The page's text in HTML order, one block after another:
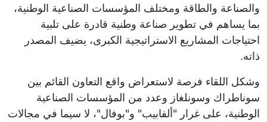
والصناعة والطاقة ومختلف المؤسسات الصناعية الوطنية،
بما يساهم في تطوير صناعة وطنية قادرة على تلبية
احتياجات المشاريع الاستراتيجية الكبرى، يضيف المصدر
ذاته.
وشكل اللقاء فرصة لاستعراض واقع التعاون القائم بين
سوناطراك وسونلغاز وعدد من المؤسسات الصناعية
الوطنية، على غرار "ألفابيب" و"بوفال"، لا سيما في مجالات